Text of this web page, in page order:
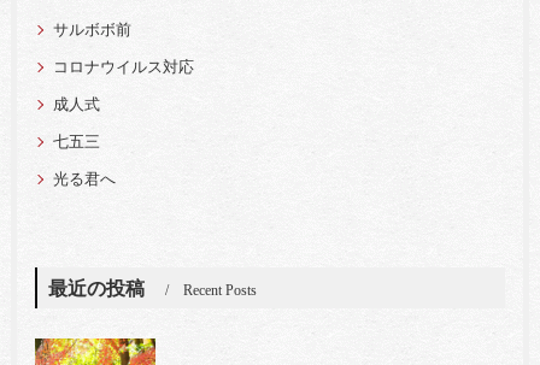
サルボボ前
コロナウイルス対応
成人式
七五三
光る君へ
最近の投稿 Recent Posts